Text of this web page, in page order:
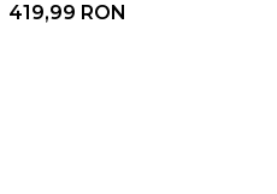
419,99 RON